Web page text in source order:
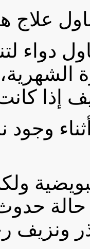
علاج
دواء
تبويضية
حالة